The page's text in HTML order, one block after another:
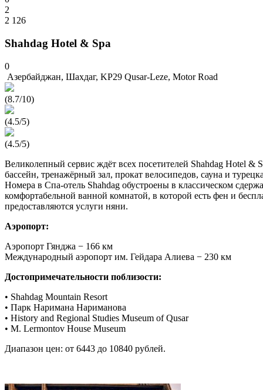
2
2 126
Shahdag Hotel & Spa
0
Азербайджан, Шахдаг, KP29 Qusar-Leze, Motor Road
(8.7/10)
(4.5/5)
(4.5/5)
Великолепный сервис ждёт всех посетителей Shahdag Hotel &
бассейн, тренажёрный зал, прокат велосипедов, сауна и
Номера в Спа-отель Shahdag обустроены в классическом
комфортабельной ванной комнатой, в которой есть фен и
предоставляются услуги няни.
Аэропорт:
Аэропорт Гянджа − 166 км
Международный аэропорт им. Гейдара Алиева − 230 км
Достопримечательности поблизости:
• Shahdag Mountain Resort
• Парк Наримана Нариманова
• History and Regional Studies Museum of Qusar
• M. Lermontov House Museum
Диапазон цен: от 6443 до 10840 рублей.